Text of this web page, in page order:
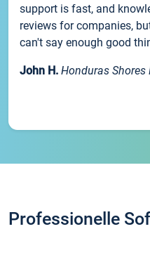
support is fast, and
reviews for companies,
can't say enough good
John H. Honduras Shores
Professionelle